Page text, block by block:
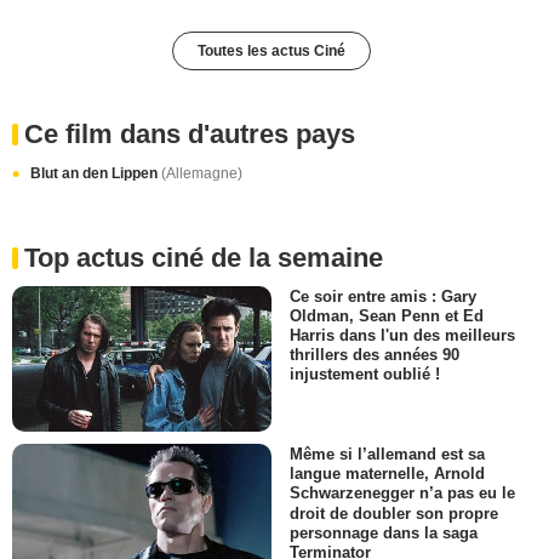
Toutes les actus Ciné
Ce film dans d'autres pays
Blut an den Lippen (Allemagne)
Top actus ciné de la semaine
Ce soir entre amis : Gary
Oldman, Sean Penn et Ed
Harris dans l'un des meilleurs
thrillers des années 90
injustement oublié !
Même si l’allemand est sa
langue maternelle, Arnold
Schwarzenegger n’a pas eu le
droit de doubler son propre
personnage dans la saga
Terminator